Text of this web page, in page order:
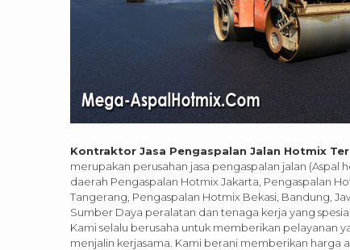
Kontraktor Jasa Pengaspalan Jalan Hotmix
merupakan perusahan jasa pengaspalan jalan (Aspal
daerah Pengaspalan Hotmix Jakarta, Pengaspalan
Tangerang, Pengaspalan Hotmix Bekasi, Bandung,
Sumber Daya peralatan dan tenaga kerja yang
Kami selalu berusaha untuk memberikan pelayanan
menjalin kerjasama. Kami berani memberikan harga